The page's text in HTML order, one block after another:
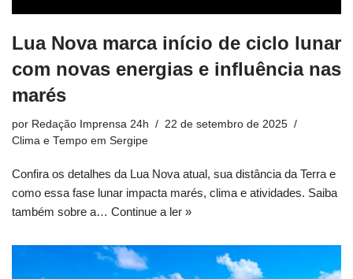
Lua Nova marca início de ciclo lunar
com novas energias e influência nas
marés
por Redação Imprensa 24h
22 de setembro de 2025
Clima e Tempo em Sergipe
Confira os detalhes da Lua Nova atual, sua distância da Terra e
como essa fase lunar impacta marés, clima e atividades. Saiba
também sobre a… Continue a ler »